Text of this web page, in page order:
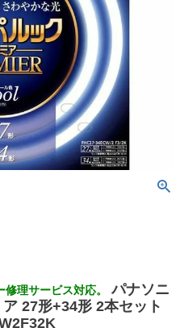
理サービス対応。
パナソニ
27形+34形 2本セット